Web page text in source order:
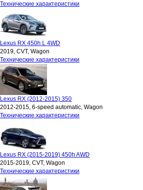
Технические характеристики
Lexus RX 450h L 4WD
2019, CVT, Wagon
Технические характеристики
Lexus RX (2012-2015) 350
2012-2015, 6-speed automatic, Wagon
Технические характеристики
Lexus RX (2015-2019) 450h AWD
2015-2019, CVT, Wagon
Технические характеристики